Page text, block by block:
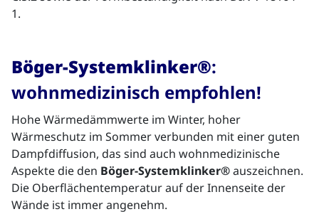
1.
Böger-Systemklinker®:
wohnmedizinisch empfohlen!
Hohe Wärmedämmwerte im Winter, hoher
Wärmeschutz im Sommer verbunden mit einer guten
Dampfdiffusion, das sind auch wohnmedizinische
Aspekte die den Böger-Systemklinker®auszeichnen.
Die Oberflächentemperatur auf der Innenseite der
Wände ist immer angenehm.